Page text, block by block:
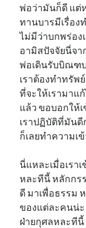
พ่อว่ามันก็ดี แต่
ทานบารมีเรื่อ
ไม่มีว่าบกพร่อง
อามิสปัจจัยนี่จา
พ่อเดินรับบิณฑบ
เราต้องทำทรัพ
ที่จะให้เรามาแ
แล้ว ขอบอกให้
เราปฏิบัติที่มันดี
ก็เลยทำความเ
นี่แหละเมื่อเรา
หละทีนี้ หลักกร
ดี มาเพื่อธรรม
ของแต่ละคนน่ะ
ฝ่ายกุศลหละทีนี้